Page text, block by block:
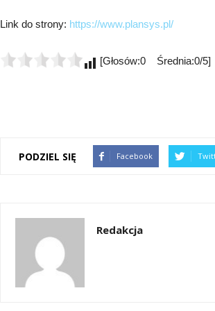
Link do strony: https://www.plansys.pl/
[Głosów:0 Średnia:0/5]
PODZIEL SIĘ Facebook
Redakcja